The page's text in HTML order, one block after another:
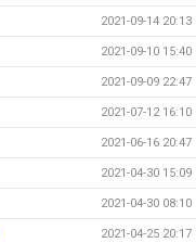
2021-09-14 20:13
2021-09-10 15:40
2021-09-09 22:47
2021-07-12 16:10
2021-06-16 20:47
2021-04-30 15:09
2021-04-30 08:10
2021-04-25 20:17